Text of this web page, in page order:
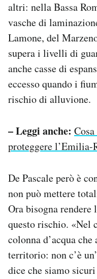
altri: nella Bassa
vasche di
Lamone, del
supera i livelli di
anche casse di
eccesso quando i
rischio di alluvione.
– Leggi anche:
proteggere l’Emilia-
De Pascale però è
non può mettere
Ora bisogna rendere
questo rischio. «Nel
colonna d’acqua
territorio: non c’è
dice che siamo